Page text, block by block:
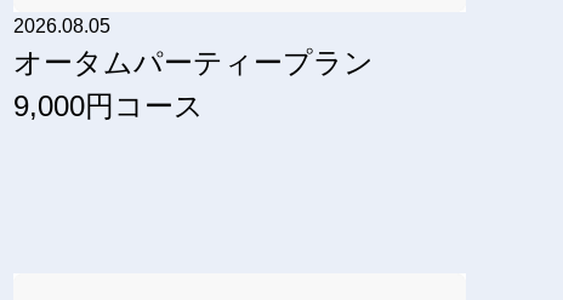
2026.08.05
オータムパーティープラン
9,000円コース